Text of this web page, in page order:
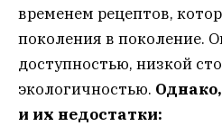
временем рецептов,
поколения в поколение.
доступностью, низкой
экологичностью.
и их недостатки: